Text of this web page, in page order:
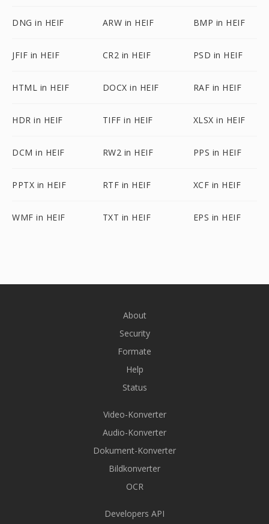
DNG in HEIF ARW in HEIF BMP in HEIF
JFIF in HEIF CR2 in HEIF PSD in HEIF
HTML in HEIF DOCX in HEIF RAF in HEIF
HDR in HEIF TIFF in HEIF XLSX in HEIF
DCM in HEIF RW2 in HEIF PPS in HEIF
PPTX in HEIF RTF in HEIF XCF in HEIF
WMF in HEIF TXT in HEIF EPS in HEIF
About
Security
Formate
Help
Status
Video-Konverter
Audio-Konverter
Dokument-Konverter
Bildkonverter
OCR
Developers API